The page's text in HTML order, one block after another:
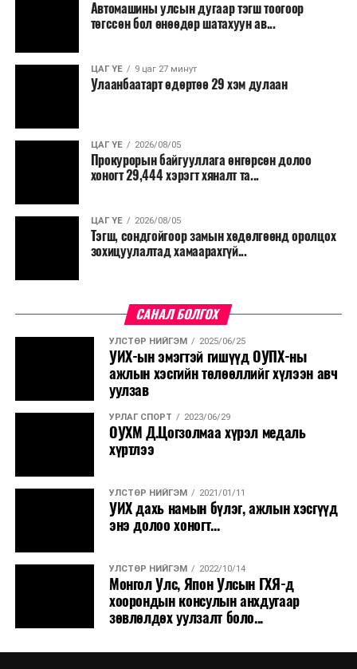
боломжтой гэсэн тооцоог техник, эдийн засгийн
үндэслэлд тусгажээ.
Төсөл хэрэгжсэнээр иргэдийн зорчих хугацаа
богиносож, түгжрэлээс үүдэлтэй эдийн засгийн
тогтолцоо бүрдэх ач холбогдолтой юм.
Автомашины улсын дугаар тэгш тоогоор
төгссөн бол өнөөдөр шатахуун ав...
ЦАГ ҮЕ 9 цаг 27 минут
Улаанбаатарт өдөртөө 29 хэм дулаан
ЦАГ ҮЕ 2026/08/05
Прокурорын байгууллага өнгөрсөн долоо
хоногт 29,444 хэрэгт хяналт та...
ЦАГ ҮЕ 2026/08/05
Тэгш, сондгойгоор замын хөдөлгөөнд оролцох
зохицуулалтад хамаарахгүй...
САНАЛ БОЛГОХ
УЛСТӨР НИЙГЭМ 2025/06/25
УИХ-ын эмэгтэй гишүүд ОУПХ-ны
ажлын хэсгийн төлөөллийг хүлээн авч
уулзав
УРЛАГ СПОРТ 2023/06/29
ОУХМ Д.Цогзолмаа хүрэл медаль
хүртлээ
УЛСТӨР НИЙГЭМ 2021/01/11
УИХ дахь намын бүлэг, ажлын хэсгүүд
энэ долоо хоногт...
УЛСТӨР НИЙГЭМ 2022/10/14
Монгол Улс, Япон Улсын ГХЯ-д
хоорондын консулын анхдугаар
зөвлөлдөх уулзалт боло...